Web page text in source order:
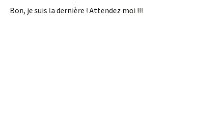
Bon, je suis la dernière ! Attendez moi !!!